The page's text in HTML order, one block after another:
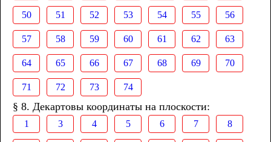
50 51 52 53 54 55 56
57 58 59 60 61 62 63
64 65 66 67 68 69 70
71 72 73 74
§ 8. Декартовы координаты на плоскости:
1 3 4 5 6 7 8